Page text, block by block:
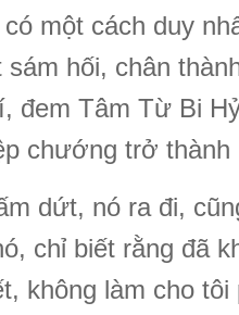
một cách duy
hối, chân
đem Tâm Từ Bi
chướng trở thành
dứt, nó ra đi,
chỉ biết rằng đã
không làm cho tôi